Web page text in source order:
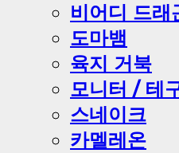
비어디 드래
도마뱀
육지 거북
모니터 / 테
스네이크
카멜레온